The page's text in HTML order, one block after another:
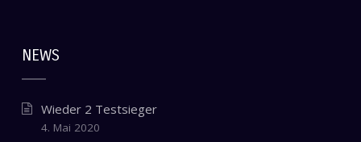
NEWS
Wieder 2 Testsieger
4. Mai 2020